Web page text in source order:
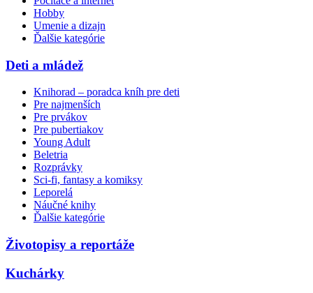
Hobby
Umenie a dizajn
Ďalšie kategórie
Deti a mládež
Knihorad – poradca kníh pre deti
Pre najmenších
Pre prvákov
Pre pubertiakov
Young Adult
Beletria
Rozprávky
Sci-fi, fantasy a komiksy
Leporelá
Náučné knihy
Ďalšie kategórie
Životopisy a reportáže
Kuchárky